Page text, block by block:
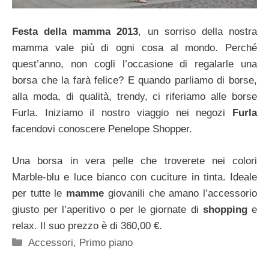
Festa della mamma 2013, un sorriso della nostra
mamma vale più di ogni cosa al mondo. Perché
quest’anno, non cogli l’occasione di regalarle una
borsa che la farà felice? E quando parliamo di borse,
alla moda, di qualità, trendy, ci riferiamo alle borse
Furla. Iniziamo il nostro viaggio nei negozi
Furla
facendovi conoscere Penelope Shopper.
Una borsa in vera pelle che troverete nei colori
Marble-blu e luce bianco con cuciture in tinta. Ideale
per tutte le mamme giovanili che amano l’accessorio
giusto per l’aperitivo o per le giornate di shoppinge
relax. Il suo prezzo è di 360,00 €.
Categorie
Accessori, Primo piano